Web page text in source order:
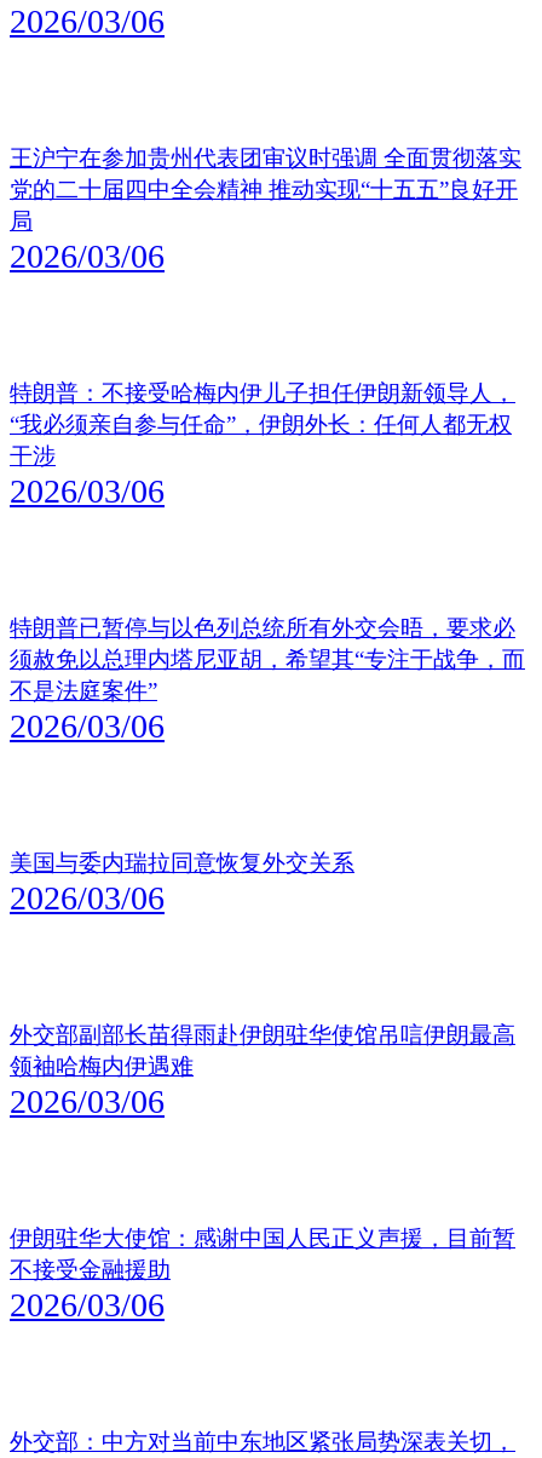
2026/03/06
王沪宁在参加贵州代表团审议时强调 全面贯彻落实
党的二十届四中全会精神 推动实现“十五五”良好开
局
2026/03/06
特朗普：不接受哈梅内伊儿子担任伊朗新领导人，
“我必须亲自参与任命”，伊朗外长：任何人都无权
干涉
2026/03/06
特朗普已暂停与以色列总统所有外交会晤，要求必
须赦免以总理内塔尼亚胡，希望其“专注于战争，而
不是法庭案件”
2026/03/06
美国与委内瑞拉同意恢复外交关系
2026/03/06
外交部副部长苗得雨赴伊朗驻华使馆吊唁伊朗最高
领袖哈梅内伊遇难
2026/03/06
伊朗驻华大使馆：感谢中国人民正义声援，目前暂
不接受金融援助
2026/03/06
外交部：中方对当前中东地区紧张局势深表关切，